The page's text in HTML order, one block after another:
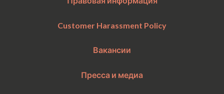
Customer Harassment Policy
Вакансии
Пресса и медиа